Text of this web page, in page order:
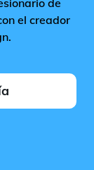
de
el creador